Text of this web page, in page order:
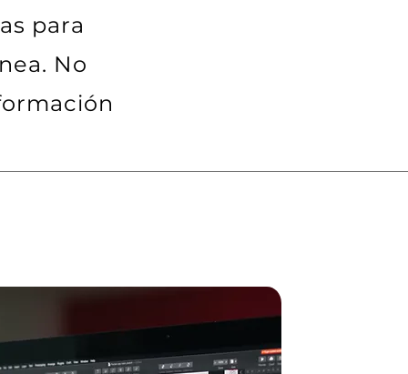
para
No